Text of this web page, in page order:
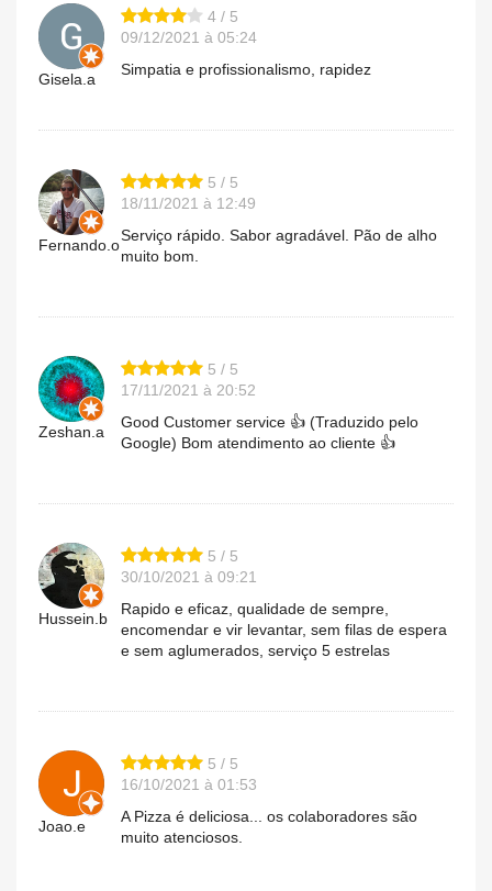
Gisela.a
4 / 5
09/12/2021 à 05:24
Simpatia e profissionalismo, rapidez
Fernando.o
5 / 5
18/11/2021 à 12:49
Serviço rápido. Sabor agradável. Pão de alho
muito bom.
Zeshan.a
5 / 5
17/11/2021 à 20:52
Good Customer service 👍 (Traduzido pelo
Google) Bom atendimento ao cliente 👍
Hussein.b
5 / 5
30/10/2021 à 09:21
Rapido e eficaz, qualidade de sempre,
encomendar e vir levantar, sem filas de espera
e sem aglumerados, serviço 5 estrelas
Joao.e
5 / 5
16/10/2021 à 01:53
A Pizza é deliciosa... os colaboradores são
muito atenciosos.